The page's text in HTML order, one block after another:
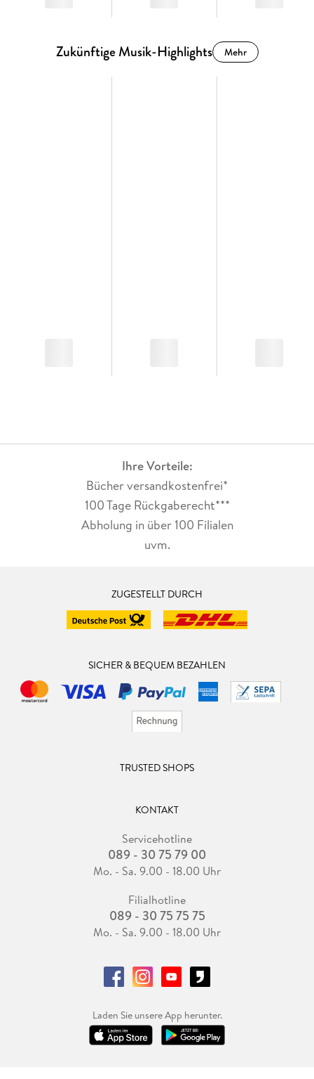
Zukünftige Musik-Highlights Mehr
Ihre Vorteile:
Bücher versandkostenfrei*
100 Tage Rückgaberecht***
Abholung in über 100 Filialen
uvm.
ZUGESTELLT DURCH
SICHER & BEQUEM BEZAHLEN
TRUSTED SHOPS
KONTAKT
Servicehotline
089 - 30 75 79 00
Mo. - Sa. 9.00 - 18.00 Uhr
Filialhotline
089 - 30 75 75 75
Mo. - Sa. 9.00 - 18.00 Uhr
Laden Sie unsere App herunter.